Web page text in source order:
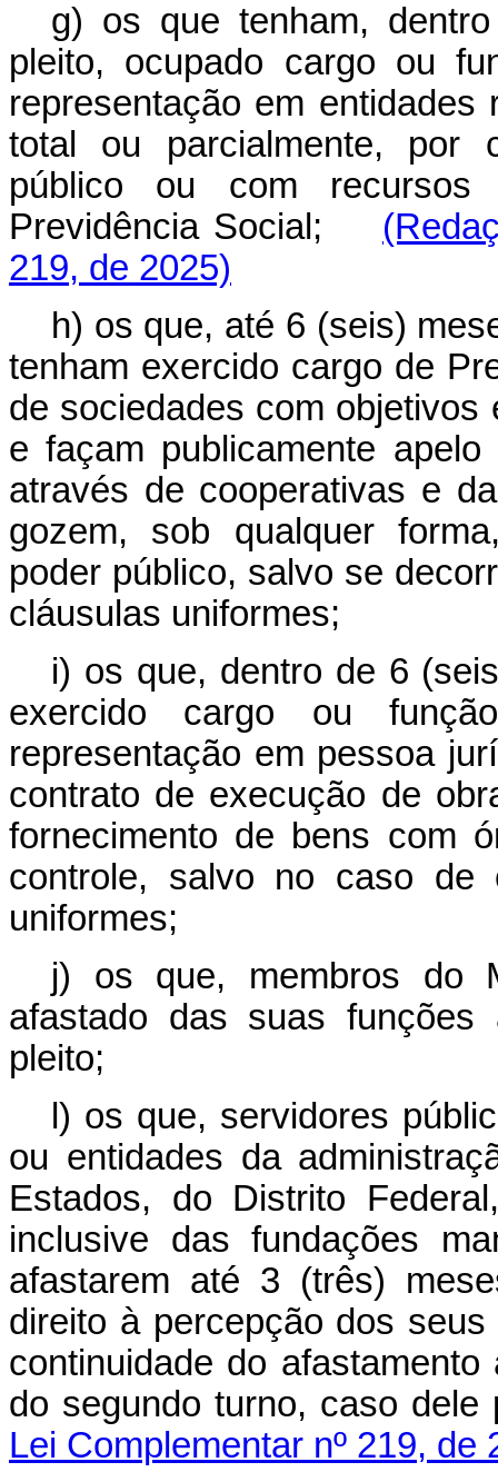
g) os que tenham,
pleito, ocupado cargo ou
representação em
total ou parcialmente, por
público ou com recursos
Previdência Social;
219, de 2025)
h) os que, até 6 (seis)
tenham exercido cargo de
de sociedades com
e façam publicamente
através de cooperativas e
gozem, sob qualquer
poder público, salvo se
cláusulas uniformes;
i) os que, dentro de 6
exercido cargo ou
representação em pessoa
contrato de execução de
fornecimento de bens com
controle, salvo no caso de
uniformes;
j) os que, membros do
afastado das suas
pleito;
l) os que, servidores
ou entidades da
Estados, do Distrito
inclusive das fundações
afastarem até 3 (três)
direito à percepção dos
continuidade do
do segundo turno, caso
Lei Complementar nº 219, de